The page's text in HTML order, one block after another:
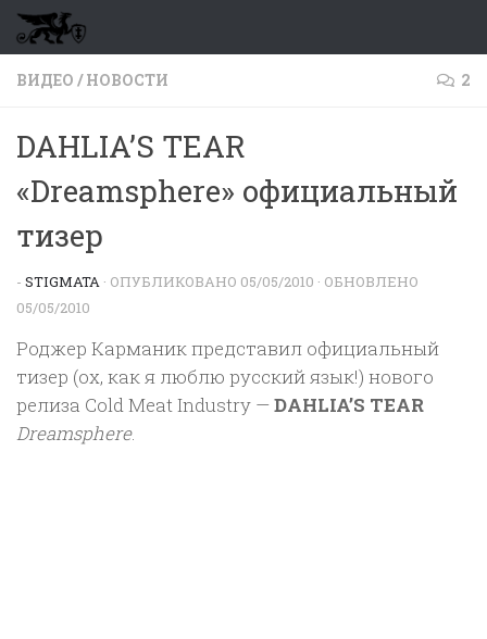
Перейти к содержимому
ВИДЕО / НОВОСТИ 2
DAHLIA’S TEAR
«Dreamsphere» официальный
тизер
- STIGMATA · ОПУБЛИКОВАНО 05/05/2010 · ОБНОВЛЕНО
05/05/2010
Роджер Карманик представил официальный
тизер (ох, как я люблю русский язык!) нового
релиза Cold Meat Industry —DAHLIA’S TEAR
Dreamsphere.